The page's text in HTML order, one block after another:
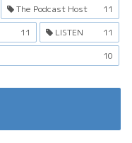
The Podcast Host
11
11 LISTEN
11
10